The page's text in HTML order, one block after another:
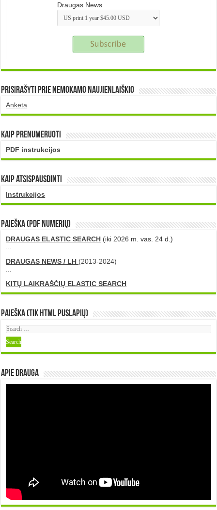
Draugas News
Prisirašyti prie nemokamo naujienlaiškio
Anketa
Kaip prenumeruoti
PDF instrukcijos
Kaip atsispausdinti
Instrukcijos
PAIEŠKA (PDF numerių)
DRAUGAS ELASTIC SEARCH (iki 2026 m. vas. 24 d.)
...
DRAUGAS NEWS / LH (2013-2024)
...
KITŲ LAIKRAŠČIŲ ELASTIC SEARCH
Paieška (tik HTML puslapių)
Apie DRAUGA